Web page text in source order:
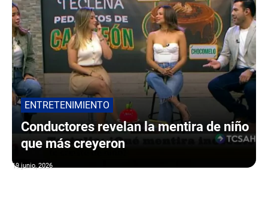
ENTRETENIMIENTO
Conductores revelan la mentira de niño
que más creyeron
19 junio, 2026